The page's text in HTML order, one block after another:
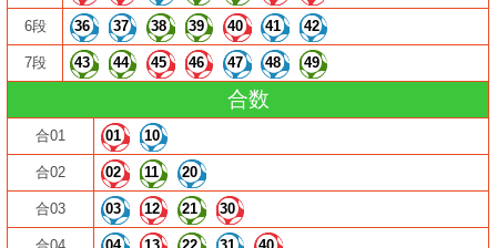
6段 36 37 38 39 40 41 42
7段 43 44 45 46 47 48 49
合数
合01 01 10
合02 02 11 20
合03 03 12 21 30